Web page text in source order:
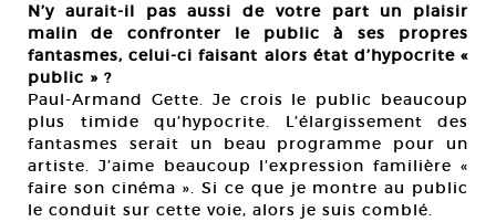
N’y aurait-il pas aussi de votre part un plaisir
malin de confronter le public à ses propres
fantasmes, celui-ci faisant alors état d’hypocrite «
public » ?
Paul-Armand Gette. Je crois le public beaucoup
plus timide qu’hypocrite. L’élargissement des
fantasmes serait un beau programme pour un
artiste. J’aime beaucoup l’expression familière «
faire son cinéma ». Si ce que je montre au public
le conduit sur cette voie, alors je suis comblé.